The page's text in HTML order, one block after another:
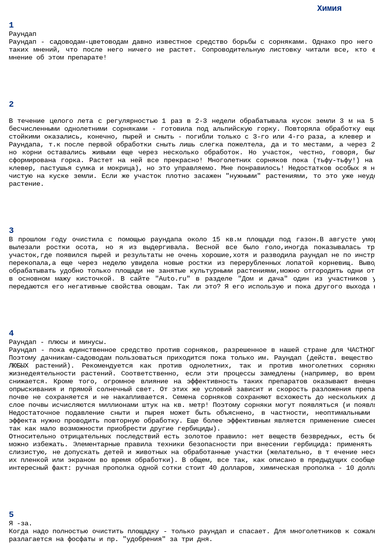
Химия
1
Раундап
Раундап - садоводам-цветоводам давно известное средство борьбы с сорняками. Однако про
таких мнений, что после него ничего не растет. Сопроводительную листовку читали все, кто
мнение об этом препарате!
2
В течение целого лета с регулярностью 1 раз в 2-3 недели обрабатывала кусок земли 3 м на
бесчисленными однолетними сорняками - готовила под альпийскую горку. Повторяла обработку
стойкими оказались, конечно, пырей и сныть - погибли только с 3-го или 4-го раза, а клевер и
Раундапа, т.к после первой обработки сныть лишь слегка пожелтела, да и то местами, а
но корни оставались живыми еще через несколько обработок. Но участок, честно, говоря,
сформирована горка. Растет на ней все прекрасно! Многолетних сорняков пока (тьфу-тьфу!)
клевер, пастушья сумка и мокрица), но это управляемо. Мне понравилось! Недостатков особых я
чистую на куске земли. Если же участок плотно засажен "нужными" растениями, то это уже
растение.
3
В прошлом году очистила с помощью раундапа около 15 кв.м площади под газон.В августе
вылезали ростки осота, но я из выдергивала. Весной все было голо,иногда показывалась
участок,где появился пырей и результаты не очень хорошие,хотя и разводила раундап не по
перекопала,а еще через неделю увидела новые ростки из перерубленных лопатой корневищ.
обрабатывать удобно только площади не занятые культурными растениями,можно отгородить
в основном мажу кисточкой. В сайте "Auto.ru" в разделе "Дом и дача" один из участников
передаются его негативные свойства овощам. Так ли это? Я его использую и пока другого выхода
4
Раундап - плюсы и минусы.
Раундап - пока единственное средство против сорняков, разрешенное в нашей стране для
Поэтому дачникам-садоводам пользоваться приходится пока только им. Раундап (действ.
ЛЮБЫХ растений). Рекомендуется как против однолетних, так и против многолетних
жизнедеятельности растений. Соответственно, если эти процессы замедлены (например, во
снижается. Кроме того, огромное влияние на эффективность таких препаратов оказывают
опрыскивания и прямой солнечный свет. От этих же условий зависит и скорость разложения
почве не сохраняется и не накапливается. Семена сорняков сохраняют всхожесть до
слое почвы исчисляются миллионами штук на кв. метр! Поэтому сорняки могут появляться (и
Недостаточное подавление сныти и пырея может быть объяснено, в частности,
эффекта нужно проводить повторную обработку. Еще более эффективным является применение
так как мало возможности приобрести другие гербициды).
Относительно отрицательных последствий есть золотое правило: нет веществ безвредных,
можно избежать. Элементарные правила техники безопасности при внесении гербицида:
слизистую, не допускать детей и животных на обработанные участки (желательно, в т ечение
их пленкой или экраном во время обработки). В общем, все так, как описано в предыдущих
интересный факт: ручная прополка одной сотки стоит 40 долларов, химическая прополка - 10
5
Я -за.
Когда надо полностью очистить площадку - только раундап и спасает. Для многолетников к
разлагается на фосфаты и пр. "удобрения" за три дня.